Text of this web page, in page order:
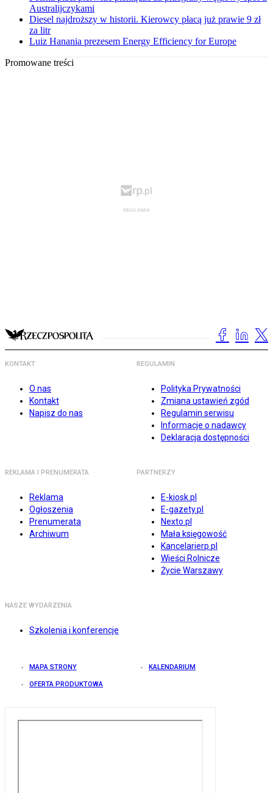
Australijczykami
Diesel najdroższy w historii. Kierowcy płacą już prawie 9 zł
za litr
Luiz Hanania prezesem Energy Efficiency for Europe
Promowane treści
KONTAKT
O nas
Kontakt
Napisz do nas
REGULAMIN
Polityka Prywatności
Zmiana ustawień zgód
Regulamin serwisu
Informacje o nadawcy
Deklaracja dostępności
REKLAMA I PRENUMERATA
Reklama
Ogłoszenia
Prenumerata
Archiwum
PARTNERZY
E-kiosk.pl
E-gazety.pl
Nexto.pl
Mała księgowość
Kancelarierp.pl
Wieści Rolnicze
Życie Warszawy
NASZE WYDARZENIA
Szkolenia i konferencje
MAPA STRONY KALENDARIUM
OFERTA PRODUKTOWA